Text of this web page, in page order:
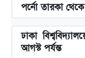
পর্নো তারকা
ঢাকা
আগস্ট পর্যন্ত